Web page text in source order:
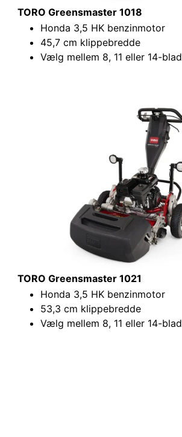
TORO Greensmaster 1018
Honda 3,5 HK benzinmotor
45,7 cm klippebredde
Vælg mellem 8, 11 eller 14-
TORO Greensmaster 1021
Honda 3,5 HK benzinmotor
53,3 cm klippebredde
Vælg mellem 8, 11 eller 14-